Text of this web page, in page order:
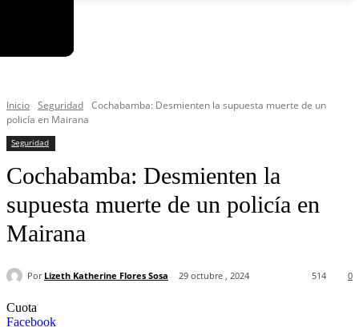
Inicio Seguridad Cochabamba: Desmienten la supuesta muerte de un
policía en Mairana
Seguridad
Cochabamba: Desmienten la
supuesta muerte de un policía en
Mairana
Por Lizeth Katherine Flores Sosa 29 octubre , 2024 0
514
Cuota
Facebook